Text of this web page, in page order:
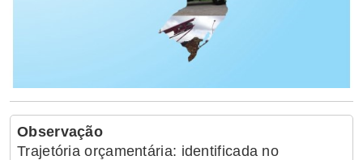
Observação
Trajetória orçamentária: identificada no